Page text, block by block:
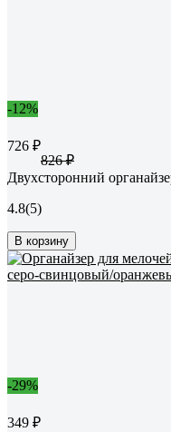
-12%
726 ₽
826 ₽
Двухсторонний
4.8(5)
В корзину
-29%
349 ₽